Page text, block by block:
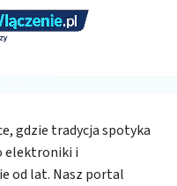
gdzie tradycja spotyka
elektroniki i
od lat. Nasz portal